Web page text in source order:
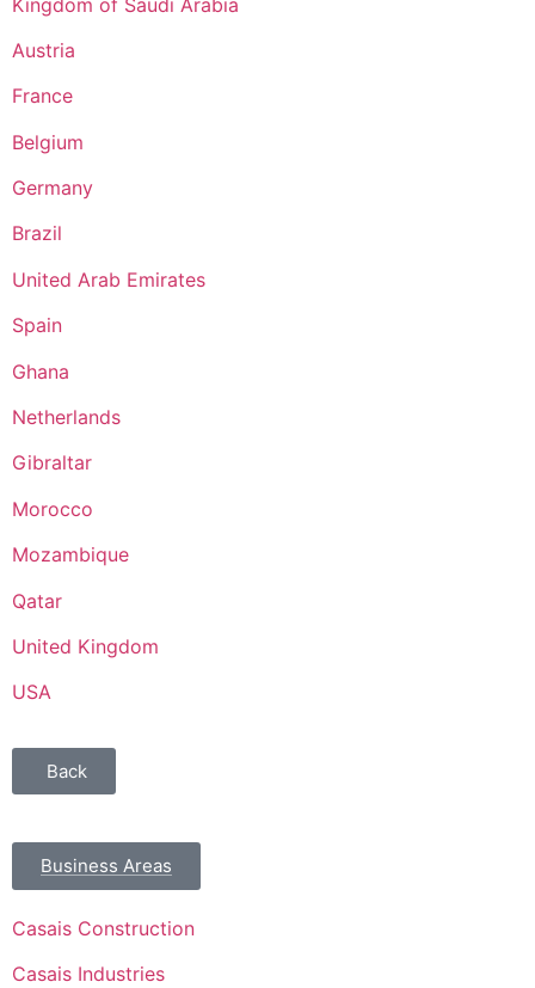
Austria
France
Belgium
Germany
Brazil
United Arab Emirates
Spain
Ghana
Netherlands
Gibraltar
Morocco
Mozambique
Qatar
United Kingdom
USA
Back
Business Areas
Casais Construction
Casais Industries